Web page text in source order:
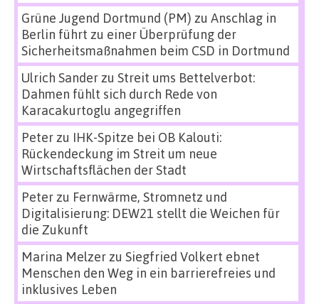
Grüne Jugend Dortmund (PM) zu Anschlag in
Berlin führt zu einer Überprüfung der
Sicherheitsmaßnahmen beim CSD in Dortmund
Ulrich Sanderzu Streit ums Bettelverbot:
Dahmen fühlt sich durch Rede von
Karacakurtoglu angegriffen
Peterzu IHK-Spitze bei OB Kalouti:
Rückendeckung im Streit um neue
Wirtschaftsflächen der Stadt
Peterzu Fernwärme, Stromnetz und
Digitalisierung: DEW21 stellt die Weichen für
die Zukunft
Marina Melzerzu Siegfried Volkert ebnet
Menschen den Weg in ein barrierefreies und
inklusives Leben